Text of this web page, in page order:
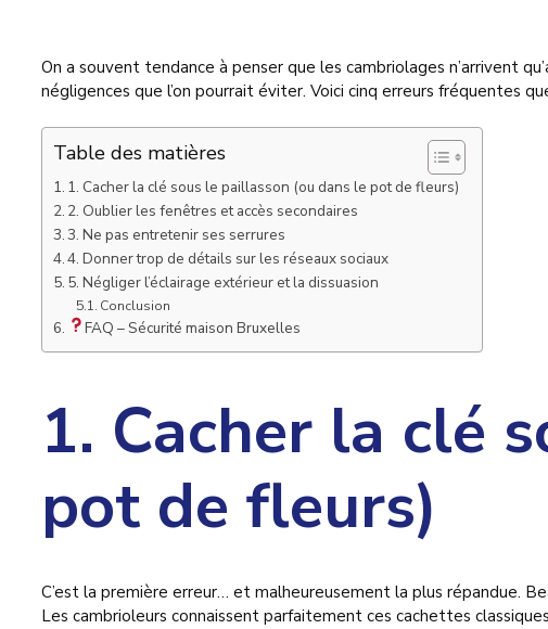
On a souvent tendance à penser que les cambriolages n’arrivent
négligences que l’on pourrait éviter. Voici cinq erreurs fréquentes
Table des matières
1. Cacher la clé sous le paillasson (ou dans le pot de fleurs)
2. Oublier les fenêtres et accès secondaires
3. Ne pas entretenir ses serrures
4. Donner trop de détails sur les réseaux sociaux
5. Négliger l’éclairage extérieur et la dissuasion
Conclusion
FAQ – Sécurité maison Bruxelles
1. Cacher la clé
pot de fleurs)
C’est la première erreur… et malheureusement la plus répandue.
Les cambrioleurs connaissent parfaitement ces cachettes